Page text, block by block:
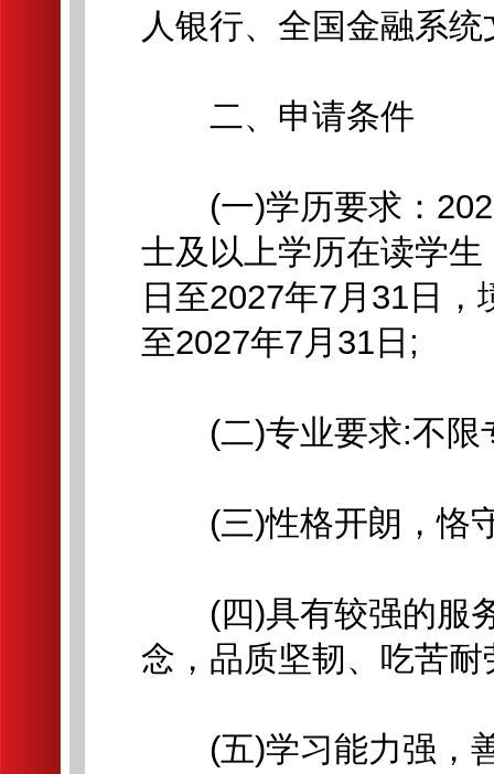
人银行、全国金融系
二、申请条件
(一)学历要求：
士及以上学历在读学
日至2027年7月31日
至2027年7月31日;
(二)专业要求:不限
(三)性格开朗，恪
(四)具有较强的服务
念，品质坚韧、吃苦耐
(五)学习能力强，善